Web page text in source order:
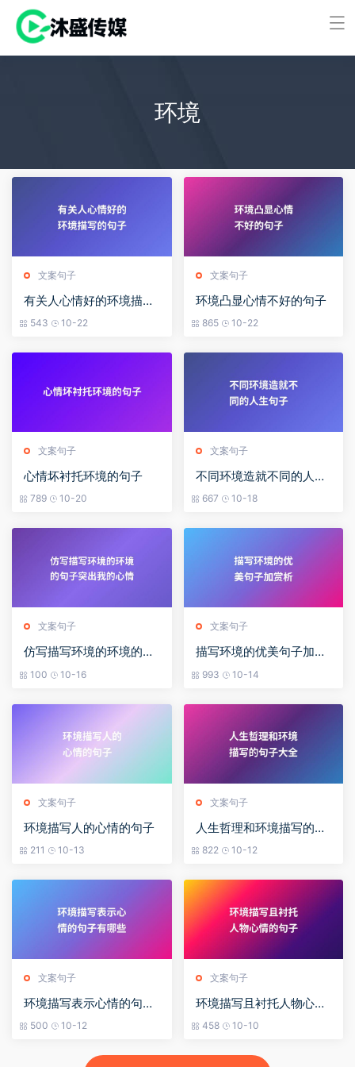
环境
文案句子
有关人心情好的环境描写
的句子
543 10-22
文案句子
环境凸显心情不好的句子
865 10-22
文案句子
心情坏衬托环境的句子
789 10-20
文案句子
不同环境造就不同的人生
句子
667 10-18
文案句子
仿写描写环境的环境的句
100 10-16
文案句子
描写环境的优美句子加赏
993 10-14
文案句子
环境描写人的心情的句子
211 10-13
文案句子
人生哲理和环境描写的句
822 10-12
文案句子
环境描写表示心情的句子
500 10-12
文案句子
环境描写且衬托人物心情
458 10-10